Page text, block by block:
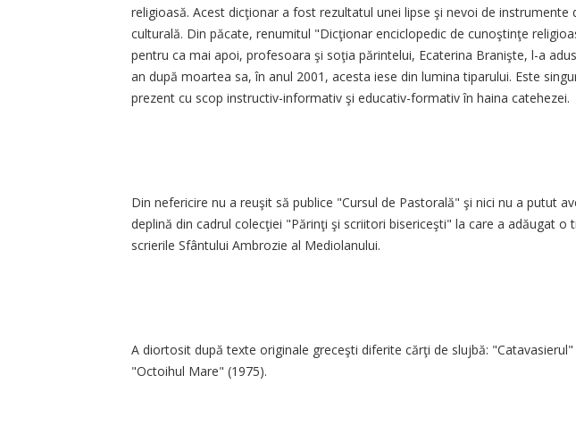
religioasă. Acest dicţionar a fost rezultatul unei lipse şi nevoi de
culturală. Din păcate, renumitul "Dicţionar enciclopedic de cunoştinţe
pentru ca mai apoi, profesoara şi soţia părintelui, Ecaterina Branişte, l-a
an după moartea sa, în anul 2001, acesta iese din lumina tiparului. Este
prezent cu scop instructiv-informativ şi educativ-formativ în haina catehezei.
Din nefericire nu a reuşit să publice "Cursul de Pastorală" şi nici nu a putut
deplină din cadrul colecţiei "Părinţi şi scriitori bisericeşti" la care a adăugat o
scrierile Sfântului Ambrozie al Mediolanului.
A diortosit după texte originale greceşti diferite cărţi de slujbă:
"Octoihul Mare" (1975).